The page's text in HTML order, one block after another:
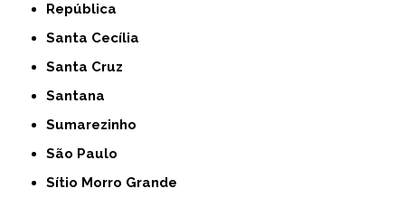
República
Santa Cecília
Santa Cruz
Santana
Sumarezinho
São Paulo
Sítio Morro Grande